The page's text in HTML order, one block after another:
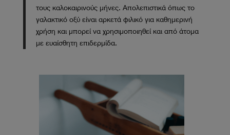
τους καλοκαιρινούς μήνες. Απολεπιστικά όπως το
γαλακτικό οξύ είναι αρκετά φιλικό για καθημερινή
χρήση και μπορεί να χρησιμοποιηθεί και από άτομα
με ευαίσθητη επιδερμίδα.